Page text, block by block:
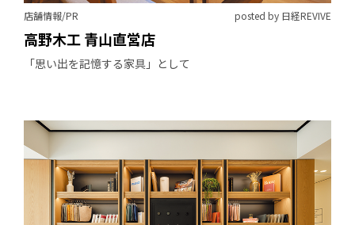
店舗情報/PR posted by 日経REVIVE
高野木工 青山直営店
「思い出を記憶する家具」として